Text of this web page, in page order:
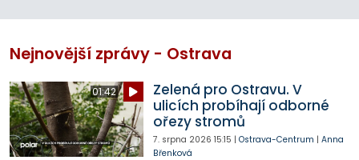
Nejnovější zprávy - Ostrava
01:42
Zelená pro Ostravu. V
ulicích probíhají odborné
ořezy stromů
7. srpna 2026 15:15 | Ostrava-Centrum | Anna
Břenková